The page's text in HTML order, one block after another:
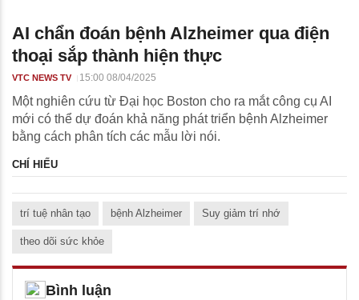
AI chẩn đoán bệnh Alzheimer qua điện
thoại sắp thành hiện thực
VTC NEWS TV 15:00 08/04/2025
Một nghiên cứu từ Đại học Boston cho ra mắt công cụ AI
mới có thể dự đoán khả năng phát triển bệnh Alzheimer
bằng cách phân tích các mẫu lời nói.
CHÍ HIẾU
trí tuệ nhân tạo bệnh Alzheimer Suy giảm trí nhớ
theo dõi sức khỏe
Bình luận